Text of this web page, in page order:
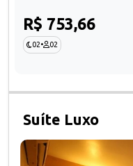
R$ 753,66
02• 02
Suíte Luxo